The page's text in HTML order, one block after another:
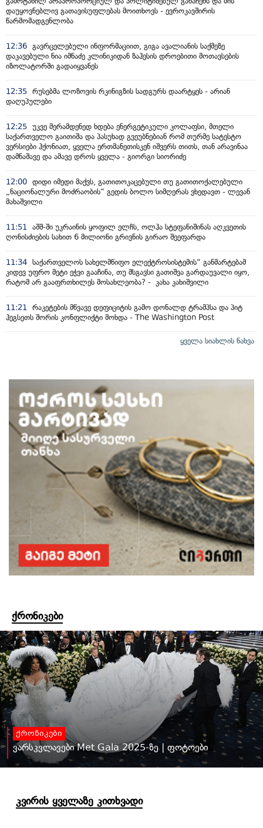
დაუყოვნებლივ გათავისუფლებას მოითხოვს - ევროკავშირის
წარმომადგენლობა
12:36 გავრცელებული ინფორმაციით, გიგა ავალიანის საქმეზე
დაკავებული ნია იმნაძე კლინიკიდან ზაჰესის დროებითი მოთავსების
იზოლატორში გადაიყვანეს
12:35 რუსებმა ლოზოვის რკინიგზის სადგურს დაარტყეს - არიან
დაღუპულები
12:25 უკვე მერამდენედ ხდება ენერგეტიკული კოლაფსი, მთელი
საქართველო გაითიშა და პასუხად გვეუბნებიან რომ თურმე სატესტო
ვერსიები ჰქონიათ, ყველა ერთმანეთისკენ იშვერს თითს, თან არავინაა
დამნაშავე და ამავე დროს ყველა - გიორგი სიორიძე
12:00 დიდი იმედი მაქვს, გათითოკაცებული თუ გათითოქალებული
„ნაციონალური მოძრაობის“ გედის ბოლო სიმღერას ვხედავთ - ლევან
მახაშვილი
11:51
აშშ-ში უკრაინის ყოფილ ელჩს, ოლჰა სტეფანიშინას აღკვეთის
ღონისძიების სახით 6 მილიონი გრივნის გირაო შეეფარდა
11:34 საქართველოს სახელმწიფო ელექტროსისტემის“ განმარტებამ
კიდევ უფრო მეტი ეჭვი გააჩინა, თუ მსგავსი გათიშვა გარდაუვალი იყო,
რატომ არ გააფრთხილეს მოსახლეობა? - კახა კახიშვილი
11:21
რაკეტების მწვავე დეფიციტის გამო დონალდ ტრამპსა და პიტ
ჰეგსეთს შორის კონფლიქტი მოხდა - The Washington Post
ყველა სიახლის ნახვა
ქრონიკები
ქრონიკები
ვარსკვლავები Met Gala 2025-ზე | ფოტოები
კვირის ყველაზე კითხვადი